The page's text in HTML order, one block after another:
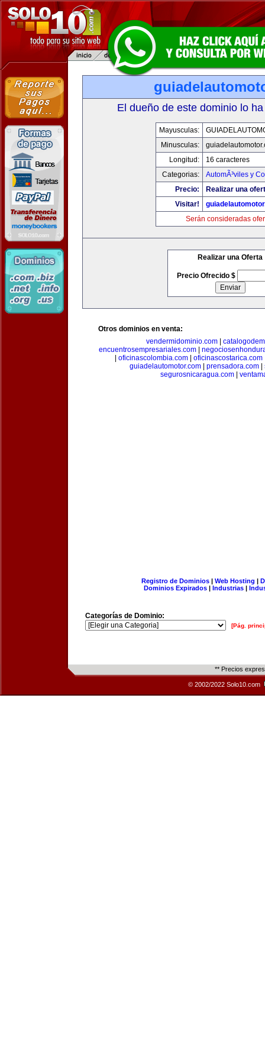
El dueño de este dominio lo
Mayusculas:
Minusculas:
Longitud:
16 caracteres
Categorias:
AutomÃ³viles y
Precio:
Realizar una
Visitar!
Serán consideradas
Realizar una Oferta
Precio Ofrecido $
Otros dominios en venta:
vendermidominio.com|
encuentrosempresariales.com|
oficinascolombia.com| oficinascostarica.com
guiadelautomotor.com
prensadora.com
segurosnicaragua.com
Registro de Dominios| Web Hosting |
Dominios Expirados | Industrias |
Categorías de Dominio:
[Pág.
** Precios
© 2002/2022 Solo10.com